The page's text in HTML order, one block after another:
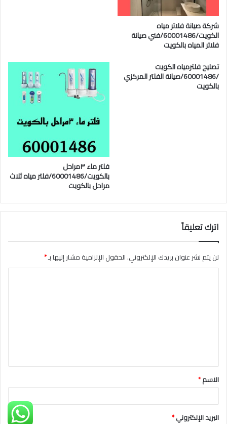
شركة صيانة فلاتر مياه
الكويت/60001486/فني صيانة
فلاتر المياه بالكويت
تصليح فلترمياه الكويت
/60001486/صيانة الفلتر المركزي
بالكويت
فلتر ماء ٣مراحل
بالكويت/60001486/فلتر مياه ثلاث
مراحل بالكويت
اترك تعليقاً
لن يتم نشر عنوان بريدك الإلكتروني.الحقول الإلزامية مشار إليها بـ*
ق
*
الاسم*
البريد الإلكتروني*